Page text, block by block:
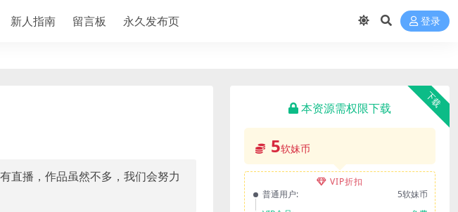
新人指南 留言板 永久发布页 登录
直播，作品虽然不多，我们会努力
下载
本资源需权限下载
5软妹币
VIP折扣
普通用户:
5软妹币